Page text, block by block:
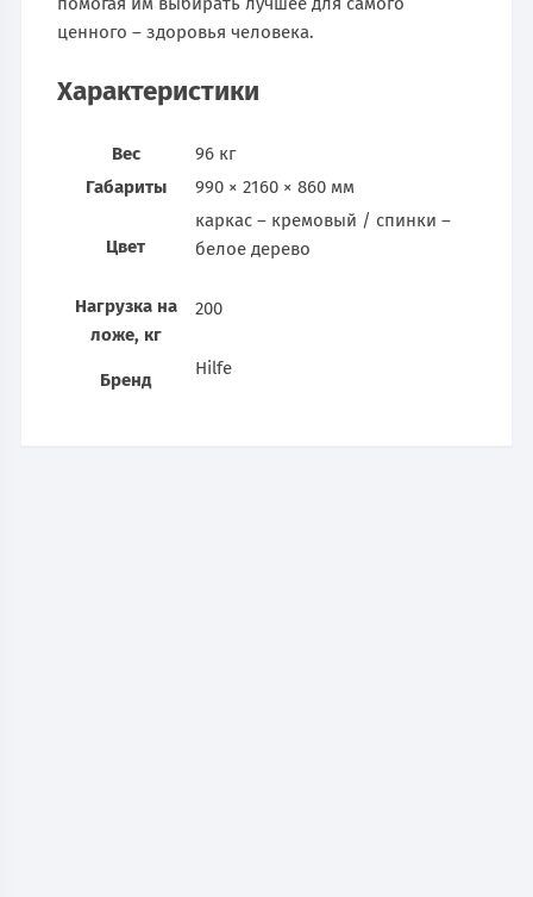
ценного – здоровья человека.
Характеристики
Вес
96 кг
Габариты
990 × 2160 × 860 мм
Цвет
каркас – кремовый / спинки –
белое дерево
Нагрузка на
ложе, кг
200
Бренд
Hilfe